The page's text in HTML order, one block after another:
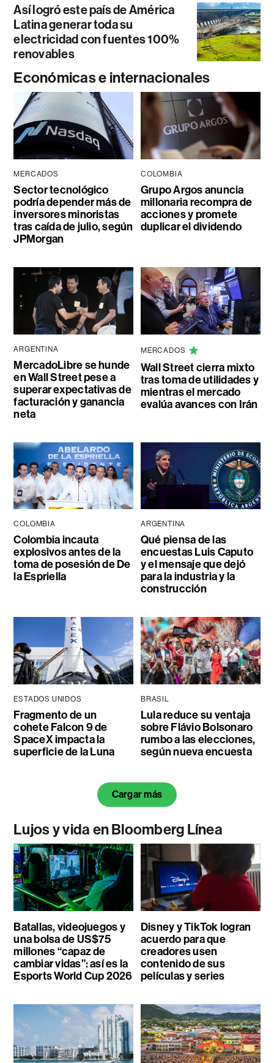
Así logró este país de América
Latina generar toda su
electricidad con fuentes 100%
renovables
Económicas e internacionales
MERCADOS
Sector tecnológico
podría depender más de
inversores minoristas
tras caída de julio, según
JPMorgan
COLOMBIA
Grupo Argos anuncia
millonaria recompra de
acciones y promete
duplicar el dividendo
ARGENTINA
MercadoLibre se hunde
en Wall Street pese a
superar expectativas de
facturación y ganancia
neta
MERCADOS
Wall Street cierra mixto
tras toma de utilidades y
mientras el mercado
evalúa avances con Irán
COLOMBIA
Colombia incauta
explosivos antes de la
toma de posesión de De
la Espriella
ARGENTINA
Qué piensa de las
encuestas Luis Caputo
y el mensaje que dejó
para la industria y la
construcción
ESTADOS UNIDOS
Fragmento de un
cohete Falcon 9 de
SpaceX impacta la
superficie de la Luna
BRASIL
Lula reduce su ventaja
sobre Flávio Bolsonaro
rumbo a las elecciones,
según nueva encuesta
Cargar más
Lujos y vida en Bloomberg Línea
Batallas, videojuegos y
una bolsa de US$75
millones “capaz de
cambiar vidas”: así es la
Esports World Cup 2026
Disney y TikTok logran
acuerdo para que
creadores usen
contenido de sus
películas y series